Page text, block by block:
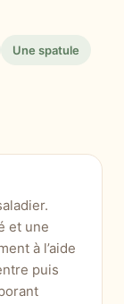
Une spatule
et une
à l’aide
puis